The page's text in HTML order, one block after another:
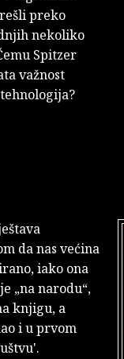
preko
nekoliko
Spitzer
važnost
da nas većina
iako ona
„na narodu“,
knjigu, a
i u prvom